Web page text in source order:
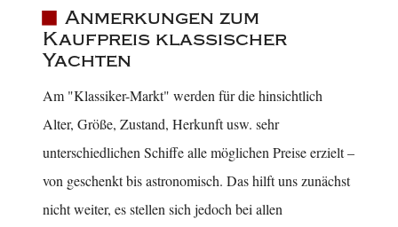
Anmerkungen zum
Kaufpreis klassischer
Yachten
Am "Klassiker-Markt" werden für die hinsichtlich
Alter, Größe, Zustand, Herkunft usw. sehr
unterschiedlichen Schiffe alle möglichen Preise erzielt –
von geschenkt bis astronomisch. Das hilft uns zunächst
nicht weiter, es stellen sich jedoch bei allen